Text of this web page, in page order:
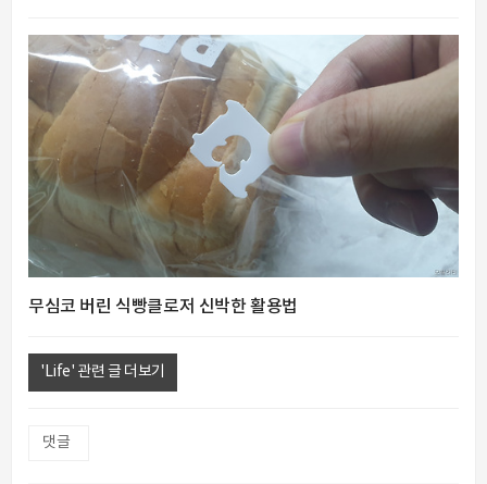
무심코 버린 식빵클로저 신박한 활용법
'Life' 관련 글 더보기
댓글